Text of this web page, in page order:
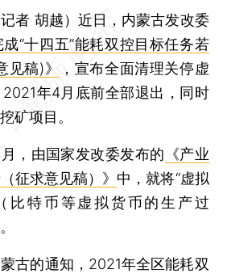
者 胡越） 近日，内蒙古发改委
成“十四五”能耗双控目标任务若
见稿)》
，宣布全面清理关停虚
年4月底前全部退出，同时
矿项目。
由国家发改委发布的 《产业
征求意见稿）》 中，就将“虚拟
比特币等虚拟货币的生产过
的通知，2021年全区能耗双